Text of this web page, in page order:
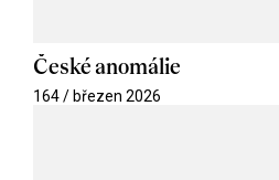
České anomálie
164 / březen 2026